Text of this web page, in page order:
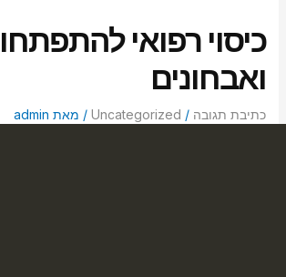
כיסוי רפואי
ואבחונים
כתיבת תגובה /
Uncategorized/ מאת admin